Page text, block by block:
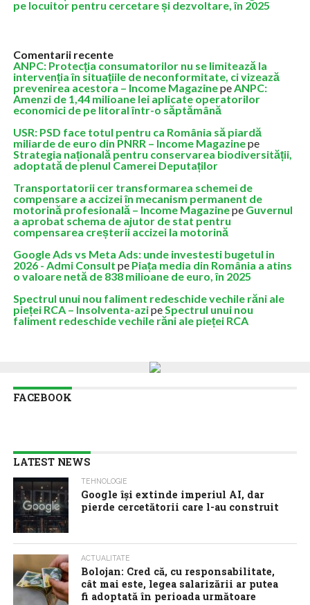
pe locuitor pentru cercetare și dezvoltare, în 2025
Comentarii recente
ANPC: Protecția consumatorilor nu se limitează la
intervenția în situațiile de neconformitate, ci vizează
prevenirea acestora – Income MagazinepeANPC:
Amenzi de 1,44 milioane lei aplicate operatorilor
economici de pe litoral într-o săptămână
USR: PSD face totul pentru ca România să piardă
miliarde de euro din PNRR – Income Magazinepe
Strategia națională pentru conservarea biodiversității,
adoptată de plenul Camerei Deputaților
Transportatorii cer transformarea schemei de
compensare a accizei în mecanism permanent de
motorină profesională – Income Magazinepe Guvernul
a aprobat schema de ajutor de stat pentru
compensarea creșterii accizei la motorină
Google Ads vs Meta Ads: unde investesti bugetul in
2026 - Admi Consult pe Piața media din România a atins
o valoare netă de 838 milioane de euro, în 2025
Spectrul unui nou faliment redeschide vechile răni ale
pieței RCA – Insolventa-azipeSpectrul unui nou
faliment redeschide vechile răni ale pieței RCA
FACEBOOK
LATEST NEWS
TEHNOLOGIE
Google îşi extinde imperiul AI, dar
pierde cercetătorii care l-au construit
ACTUALITATE
Bolojan: Cred că, cu responsabilitate,
cât mai este, legea salarizării ar putea
fi adoptată în perioada următoare